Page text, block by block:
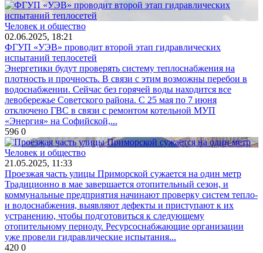
Человек и общество
02.06.2025, 18:21
ФГУП «УЭВ» проводит второй этап гидравлических
испытаний теплосетей
Энергетики будут проверять систему теплоснабжения на
плотность и прочность. В связи с этим возможны перебои в
водоснабжении. Сейчас без горячей воды находится все
левобережье Советского района. С 25 мая по 7 июня
отключено ГВС в связи с ремонтом котельной МУП
«Энергия» на Софийской,...
596 0
Человек и общество
21.05.2025, 11:33
Проезжая часть улицы Приморской сужается на один метр
Традиционно в мае завершается отопительный сезон, и
коммунальные предприятия начинают проверку систем тепло-
и водоснабжения, выявляют дефекты и приступают к их
устранению, чтобы подготовиться к следующему
отопительному периоду. Ресурсоснабжающие организации
уже провели гидравлические испытания...
420 0